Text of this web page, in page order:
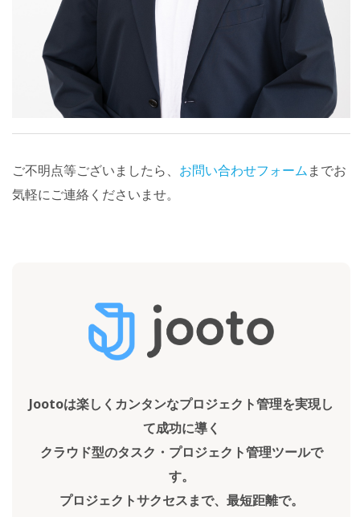
ご不明点等ございましたら、 お問い合わせフォームまでお
気軽にご連絡くださいませ。
Jootoは楽しくカンタンなプロジェクト管理を実現し
て成功に導く
クラウド型のタスク・プロジェクト管理ツールで
す。
プロジェクトサクセスまで、最短距離で。